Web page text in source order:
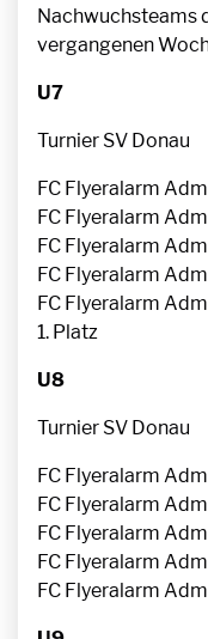
Nachwuchsteams
vergangenen
U7
Turnier SV Donau
FC Flyeralarm
FC Flyeralarm
FC Flyeralarm
FC Flyeralarm
FC Flyeralarm
1. Platz
U8
Turnier SV Donau
FC Flyeralarm
FC Flyeralarm
FC Flyeralarm
FC Flyeralarm
FC Flyeralarm